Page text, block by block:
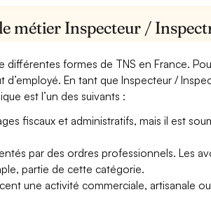
métier Inspecteur /
différentes formes de TNS en France.
d’employé. En tant que Inspecteur /
est l’un des suivants :
fiscaux et administratifs, mais il est
par des ordres professionnels. Les
partie de cette catégorie.
une activité commerciale, artisanale